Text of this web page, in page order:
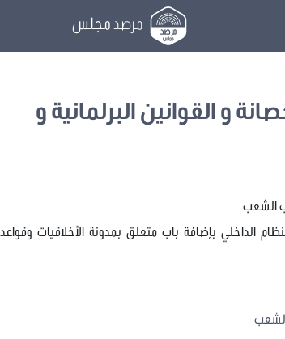
مرصد مجلس
و القوانين البرلمانية و
الشعب
2017/34 يتعلق بتنقيح النظام الداخلي بإضافة باب متعلق بمدونة الأخلاقيات وقواعد